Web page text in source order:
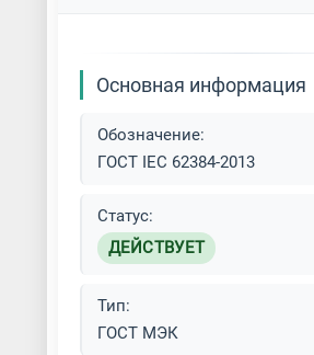
Основная информация
Обозначение:
ГОСТ IEC 62384-2013
Статус:
ДЕЙСТВУЕТ
Тип:
ГОСТ МЭК